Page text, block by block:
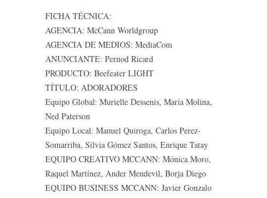
FICHA TÉCNICA:
AGENCIA: McCann Worldgroup
AGENCIA DE MEDIOS: MediaCom
ANUNCIANTE: Pernod Ricard
PRODUCTO: Beefeater LIGHT
TÍTULO: ADORADORES
Equipo Global: Murielle Dessenis, María Molina,
Ned Paterson
Equipo Local: Manuel Quiroga, Carlos Perez-
Somarriba, Silvia Gómez Santos, Enrique Tatay
EQUIPO CREATIVO MCCANN: Mónica Moro,
Raquel Martínez, Ander Mendevil, Borja Diego
EQUIPO BUSINESS MCCANN: Javier Gonzalo